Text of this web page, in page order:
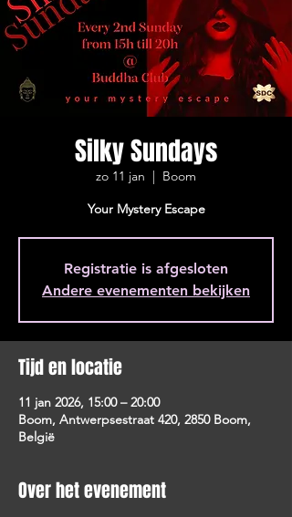
Silky Sundays
zo 11 jan
  |
Boom
Your Mystery Escape
Registratie is afgesloten
Andere evenementen bekijken
Tijd en locatie
11 jan 2026, 15:00 – 20:00
Boom, Antwerpsestraat 420, 2850 Boom,
België
Over het evenement